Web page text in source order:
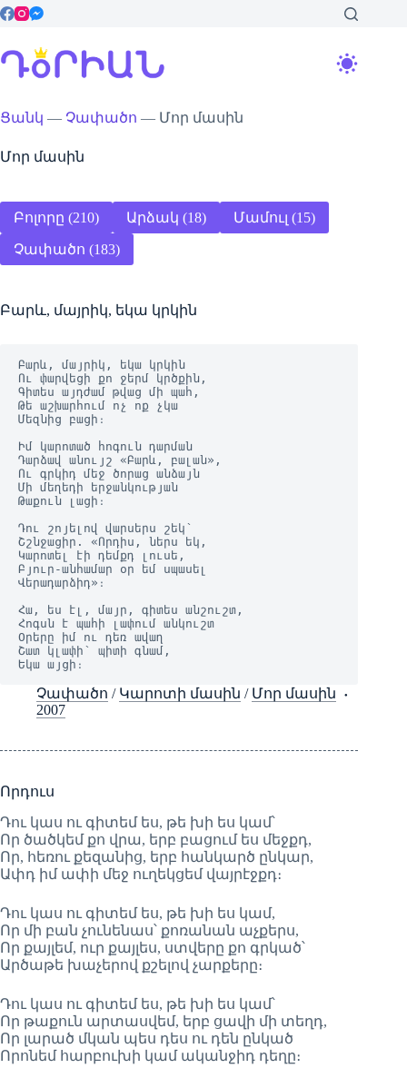
Skip
to
Ցանկ — Չափածո — Մոր մասին
Մոր մասին
Բոլորը (210) Արձակ (18) Մամուլ (15)
Չափածո (183)
Բարև, մայրիկ, եկա կրկին
Բարև, մայրիկ, եկա կրկին
Ու փարվեցի քո ջերմ կրծքին,
Գիտես այդժամ թվաց մի պահ,
Թե աշխարհում ոչ ոք չկա
Մեզնից բացի։
Իմ կարոտած հոգուն դարման
Դարձավ անույշ «Բարև, բալան»,
Ու գրկիդ մեջ ծորաց անձայն
Մի մեղեդի երջանկության
Թաքուն լացի։
Դու շոյելով վարսերս շեկ՝
Շշնջացիր. «Որդիս, ներս եկ,
Կարոտել էի դեմքդ լուսե,
Բյուր-անհամար օր եմ սպասել
Վերադարձիդ»։
Հա, ես էլ, մայր, գիտես անշուշտ,
Հոգսն է պահի լափում անկուշտ
Օրերը իմ ու դեռ ավաղ
Շատ կլափի՝ պիտի գնամ,
Եկա այցի։
Չափածո / Կարոտի մասին / Մոր մասին
2007
Որդուս
Դու կաս ու գիտեմ ես, թե խի ես կամ՝
Որ ծածկեմ քո վրա, երբ բացում ես մեջքդ,
Որ, հեռու քեզանից, երբ հանկարծ ընկար,
Ափդ իմ ափի մեջ ուղեկցեմ վայրէջքդ։
Դու կաս ու գիտեմ ես, թե խի ես կամ,
Որ մի բան չունենաս՝ քոռանան աչքերս,
Որ քայլեմ, ուր քայլես, ստվերը քո գրկած՝
Արծաթե խաչերով քշելով չարքերը։
Դու կաս ու գիտեմ ես, թե խի ես կամ՝
Որ թաքուն արտասվեմ, երբ ցավի մի տեղդ,
Որ լարած մկան պես դես ու դեն ընկած
Որոնեմ հարբուխի կամ ականջիդ դեղը։